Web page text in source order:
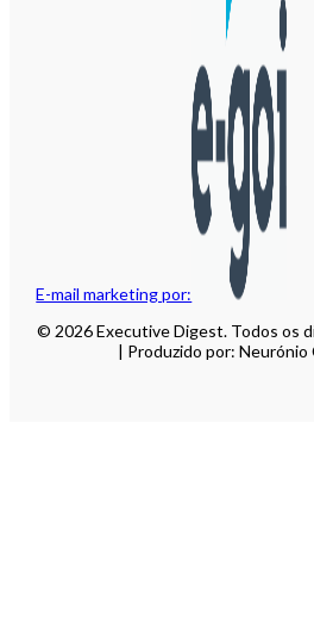
E-mail marketing por:
© 2026 Executive Digest. Todos os
| Produzido por: Neurónio